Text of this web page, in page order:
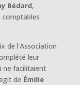
Bédard,
comptables
de l’Association
leur
ne facilitaient
de Émilie